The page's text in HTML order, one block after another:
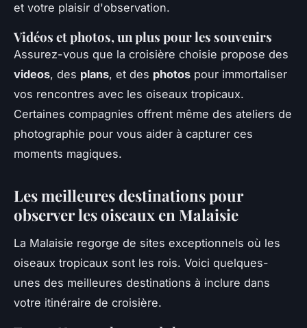
et votre plaisir d'observation.
Vidéos et photos, un plus pour les souvenirs
Assurez-vous que la croisière choisie propose des
videos, des plans, et des photos pour immortaliser
vos rencontres avec les oiseaux tropicaux.
Certaines compagnies offrent même des ateliers de
photographie pour vous aider à capturer ces
moments magiques.
Les meilleures destinations pour
observer les oiseaux en Malaisie
La Malaisie regorge de sites exceptionnels où les
oiseaux tropicaux sont les rois. Voici quelques-
unes des meilleures destinations à inclure dans
votre itinéraire de croisière.